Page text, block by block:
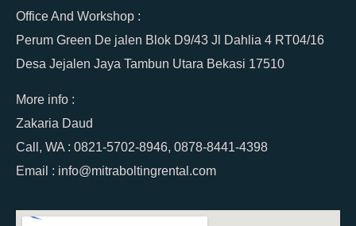
Office And Workshop :
Perum Green De jalen Blok D9/43 Jl Dahlia 4 RT04/16
Desa Jejalen Jaya Tambun Utara Bekasi 17510
More info :
Zakaria Daud
Call, WA : 0821-5702-8946, 0878-8441-4398
Email : info@mitraboltingrental.com